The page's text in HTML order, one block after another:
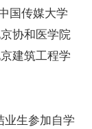
传媒大学
协和医学院
建筑工程学
生参加自学